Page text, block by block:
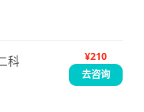
科
¥210
去咨询